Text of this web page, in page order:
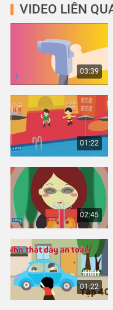
02:13
03:23
03:42
03:35
VIDEO LIÊN
03:39
01:22
02:45
01:22